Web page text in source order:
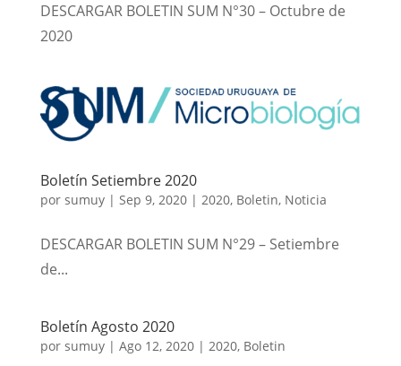
DESCARGAR BOLETIN SUM N°30 – Octubre de
2020
Boletín Setiembre 2020
por sumuy| Sep 9, 2020| 2020, Boletin, Noticia
DESCARGAR BOLETIN SUM N°29 – Setiembre
de...
Boletín Agosto 2020
por sumuy| Ago 12, 2020| 2020, Boletin